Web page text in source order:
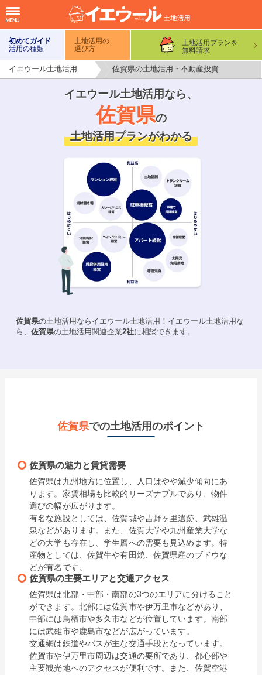
初めてガイド
活用の種類
土地活用の
選び方
土地活用プランを
無料請求
イエウール土地活用 佐賀県の土地活用・不動産投資
イエウール土地活用なら、
佐賀県の
土地活用プランがわかる
佐賀県の土地活用ならイエウール土地活用！イエウール土地活用な
ら、佐賀県の土地活用関連企業2社に相談できます。
佐賀県での土地活用のポイント
佐賀県の魅力と賃貸需要
佐賀県は九州地方に位置し、人口はやや減少傾向にあ
ります。家賃相場も比較的リーズナブルであり、物件
選びの幅が広がります。
有名な施設としては、佐賀城や吉野ヶ里遺跡、武雄温
泉などがあります。また、佐賀大学や九州産業大学な
どの大学も存在し、学生層への需要も見込めます。特
産物としては、佐賀牛や有田焼、佐賀県産のブドウな
どが有名です。
佐賀県の主要エリアと交通アクセス
佐賀県は北部・中部・南部の3つのエリアに分けること
ができます。北部には佐賀市や伊万里市などがあり、
中部には鳥栖市や多久市などが位置しています。南部
には武雄市や鹿島市などが広がっています。
交通網は鉄道やバスが主な交通手段となっています。
佐賀市や伊万里市周辺は交通の要所であり、都心部や
主要観光地へのアクセスが便利です。また、佐賀空港